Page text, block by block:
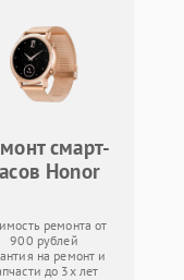
смарт-
Honor
ремонта от
900 рублей
на ремонт и
до 3х лет